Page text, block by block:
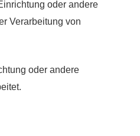
oder andere
Verarbeitung von
oder andere